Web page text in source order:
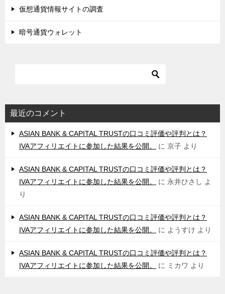
仮想通貨情報サイトの調査
暗号通貨ウォレット
最近のコメント
ASIAN BANK & CAPITAL TRUSTの口コミ評価や評判とは？
IVAアフィリエイトに参加した結果を公開。
に 京子 より
ASIAN BANK & CAPITAL TRUSTの口コミ評価や評判とは？
IVAアフィリエイトに参加した結果を公開。
に 永井ひさし よ
り
ASIAN BANK & CAPITAL TRUSTの口コミ評価や評判とは？
IVAアフィリエイトに参加した結果を公開。
に ようすけ より
ASIAN BANK & CAPITAL TRUSTの口コミ評価や評判とは？
IVAアフィリエイトに参加した結果を公開。
に ミカワ より